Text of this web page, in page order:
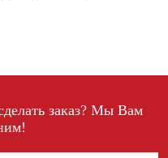
заказ? Мы Вам